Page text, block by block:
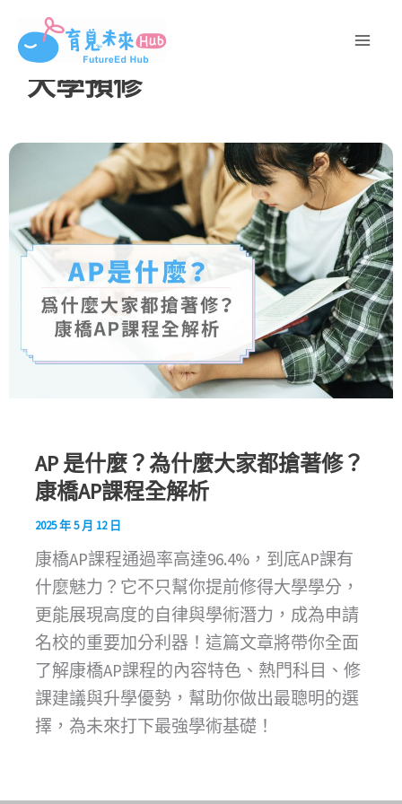
容
大學預修
AP 是什麼？為什麼大家都搶著修？
康橋AP課程全解析
2025 年 5 月 12 日
康橋AP課程通過率高達96.4%，到底AP課有
什麼魅力？它不只幫你提前修得大學學分，
更能展現高度的自律與學術潛力，成為申請
名校的重要加分利器！這篇文章將帶你全面
了解康橋AP課程的內容特色、熱門科目、修
課建議與升學優勢，幫助你做出最聰明的選
擇，為未來打下最強學術基礎！